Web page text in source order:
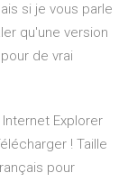
si je vous parle
qu'une version
de vrai
Explorer
! Taille
pour